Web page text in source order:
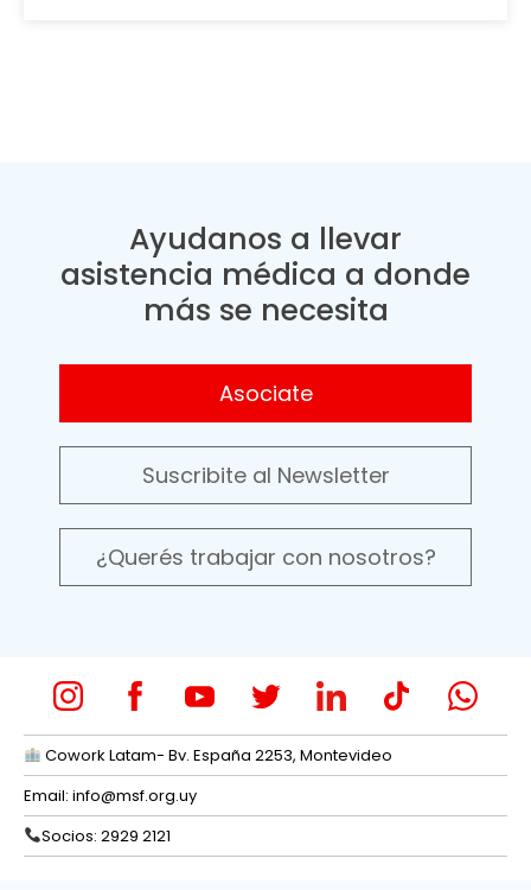
Ayudanos a llevar
asistencia médica a donde
más se necesita
Asociate
Suscribite al Newsletter
¿Querés trabajar con nosotros?
Cowork Latam- Bv. España 2253, Montevideo
Email: info@msf.org.uy
Socios: 2929 2121